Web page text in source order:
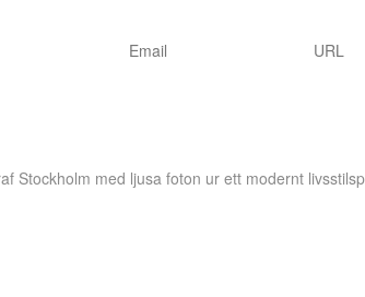
Stockholm med ljusa foton ur ett modernt